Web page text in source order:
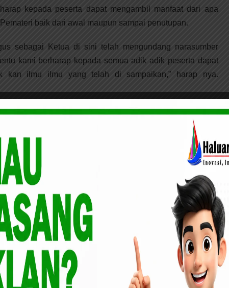
kepada peserta dapat mengambil manfaat dari apa
baik dari awal maupun sampai penutupan.
sebagai Ketua di sini telah mengundang narasumber
kami berharap kepada semua adik adik peserta dapat
kan ilmu ilmu yang telah di sampaikan,” harap nya.
300 Juta Sudah Disalurkan Baznas
Provinsi Riau untuk Bantuan
Ekonomi Produktif Mustahik Baznas
Meranti